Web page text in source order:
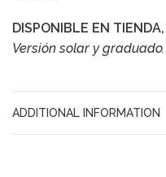
DISPONIBLE EN
Versión solar y graduado.
ADDITIONAL INFORMATION